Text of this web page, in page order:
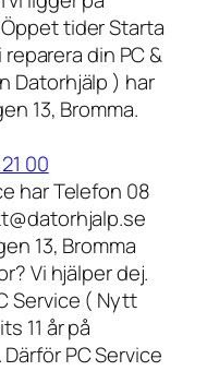
tider Starta
din PC &
Datorhjälp ) har
13, Bromma.
00
har Telefon 08
13, Bromma
Vi hjälper dej.
Service ( Nytt
11 år på
PC Service